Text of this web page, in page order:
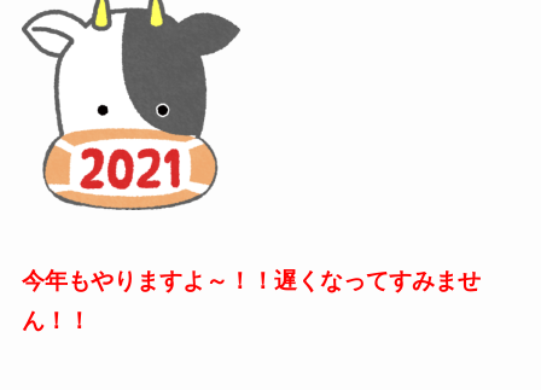
今年もやりますよ～！！遅くなってすみませ
ん！！